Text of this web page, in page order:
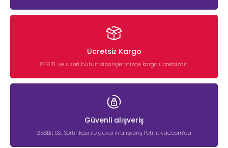
Ücretsiz Kargo
849 TL ve üzeri bütün siparişlerinizde kargo ücretsizdir.
Güvenli alışveriş
256Bit SSL Sertifikası ile güvenli alışveriş Petihtiyac.com’da